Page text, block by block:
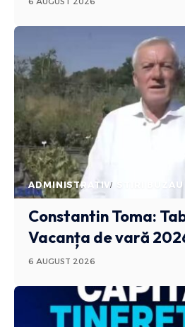
ADMINISTRATIV STIRI BUZAU
Constantin Toma:
Vacanța de vară
6 AUGUST 2026